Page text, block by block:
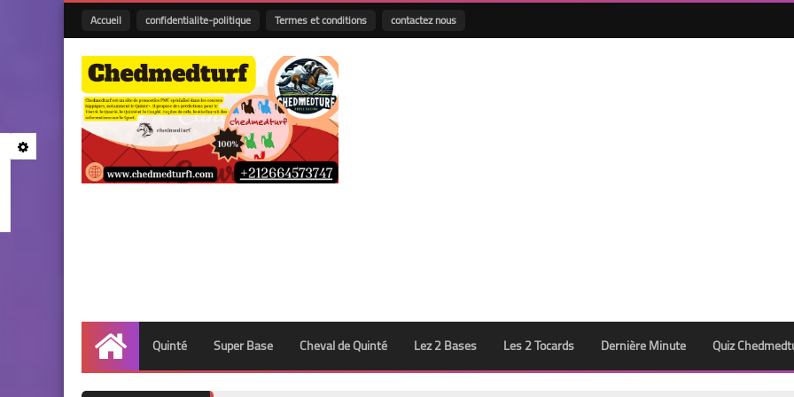
Accueil confidentialite-politique Termes et conditions contactez nous
Accueil
Quinté Super Base Cheval de Quinté Lez 2 Bases Les 2 Tocards Dernière Minute Quiz